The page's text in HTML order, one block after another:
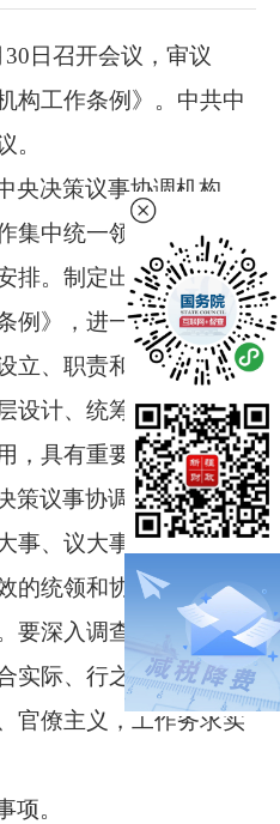
30日召开会议，审议
构工作条例》。中共中
。
央决策议事协调机构，
集中统一领导、推动重
排。制定出台《党中央
例》，进一步规范党中
立、职责和运行，对于
设计、统筹协调、整体
，具有重要意义。
策议事协调机构要准确
事、议大事、抓大事，
的统领和协调，做到统
要深入调查研究，提升
实际、行之有效的政策
官僚主义，工作务求实
项。